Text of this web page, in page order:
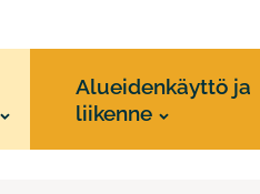
Alueidenkäyttö ja
liikenne